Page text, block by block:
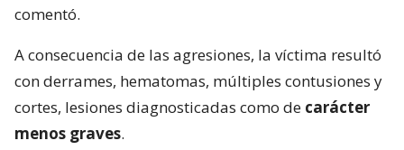
comentó.
A consecuencia de las agresiones, la víctima resultó
con derrames, hematomas, múltiples contusiones y
cortes, lesiones diagnosticadas como de carácter
menos graves.